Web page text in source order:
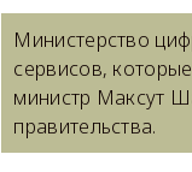
Министерство
сервисов,
министр Максут
правительства.